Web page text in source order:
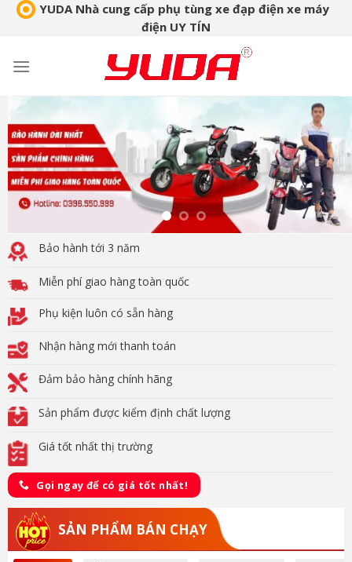
Skip
YUDA Nhà cung cấp phụ tùng xe đạp điện xe máy
điện UY TÍN
Bảo hành tới 3 năm
Miễn phí giao hàng toàn quốc
Phụ kiện luôn có sẵn hàng
Nhận hàng mới thanh toán
Đảm bảo hàng chính hãng
Sản phẩm được kiểm định chất lượng
Giá tốt nhất thị trường
Gọi ngay để có giá tốt nhất!
SẢN PHẨM BÁN CHẠY